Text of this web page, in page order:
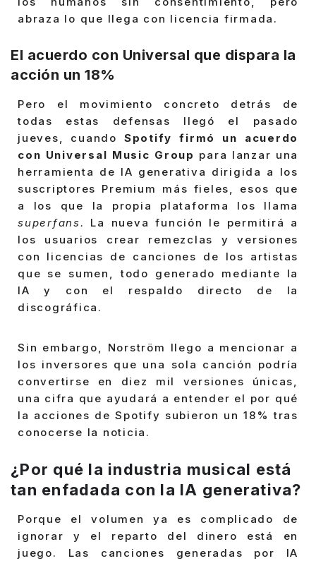
abraza lo que llega con licencia firmada.
El acuerdo con Universal que dispara la
acción un 18%
Pero el movimiento concreto detrás de
todas estas defensas llegó el pasado
jueves, cuando Spotify firmó un acuerdo
con Universal Music Group para lanzar una
herramienta de IA generativa dirigida a los
suscriptores Premium más fieles, esos que
a los que la propia plataforma los llama
superfans. La nueva función le permitirá a
los usuarios crear remezclas y versiones
con licencias de canciones de los artistas
que se sumen, todo generado mediante la
IA y con el respaldo directo de la
discográfica.
Sin embargo, Norström llego a mencionar a
los inversores que una sola canción podría
convertirse en diez mil versiones únicas,
una cifra que ayudará a entender el por qué
la acciones de Spotify subieron un 18% tras
conocerse la noticia.
¿Por qué la industria musical está
tan enfadada con la IA generativa?
Porque el volumen ya es complicado de
ignorar y el reparto del dinero está en
juego. Las canciones generadas por IA